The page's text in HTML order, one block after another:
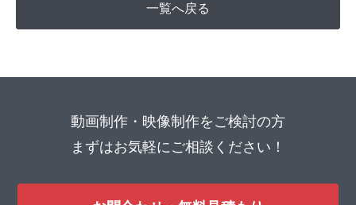
一覧へ戻る
動画制作・映像制作をご検討の方
まずはお気軽にご相談ください！